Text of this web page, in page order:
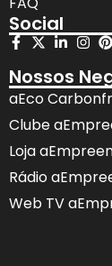
Social
Nossos
aEco
Clube
Loja
Rádio
Web TV